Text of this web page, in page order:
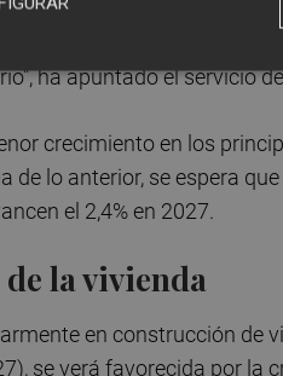
sufrirán los productores
del sector de
ha apuntado el servicio
crecimiento en los
lo anterior, se espera
el 2,4% en 2027.
la vivienda
en construcción de
se verá favorecida por la